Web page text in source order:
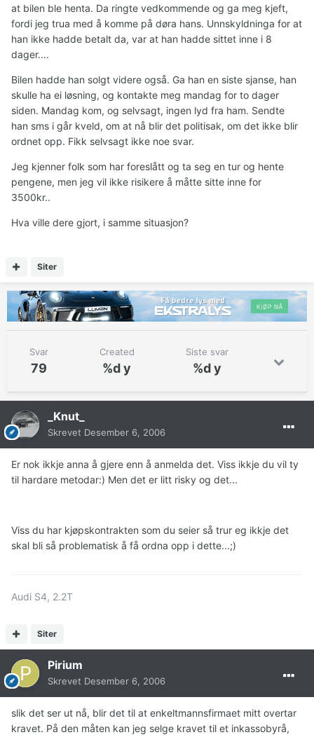
at bilen ble henta. Da ringte vedkommende og ga meg kjeft,
fordi jeg trua med å komme på døra hans. Unnskyldninga for at
han ikke hadde betalt da, var at han hadde sittet inne i 8
dager....
Bilen hadde han solgt videre også. Ga han en siste sjanse, han
skulle ha ei løsning, og kontakte meg mandag for to dager
siden. Mandag kom, og selvsagt, ingen lyd fra ham. Sendte
han sms i går kveld, om at nå blir det politisak, om det ikke blir
ordnet opp. Fikk selvsagt ikke noe svar.
Jeg kjenner folk som har foreslått og ta seg en tur og hente
pengene, men jeg vil ikke risikere å måtte sitte inne for
3500kr..
Hva ville dere gjort, i samme situasjon?
Siter
Svar
79
Created
%d y
Siste svar
%d y
_Knut_
Skrevet Desember 6, 2006
Er nok ikkje anna å gjere enn å anmelda det. Viss ikkje du vil ty
til hardare metodar:) Men det er litt risky og det...
Viss du har kjøpskontrakten som du seier så trur eg ikkje det
skal bli så problematisk å få ordna opp i dette...;)
Siter
Audi S4, 2.2T
Pirium
Skrevet Desember 6, 2006
slik det ser ut nå, blir det til at enkeltmannsfirmaet mitt overtar
kravet. På den måten kan jeg selge kravet til et inkassobyrå,